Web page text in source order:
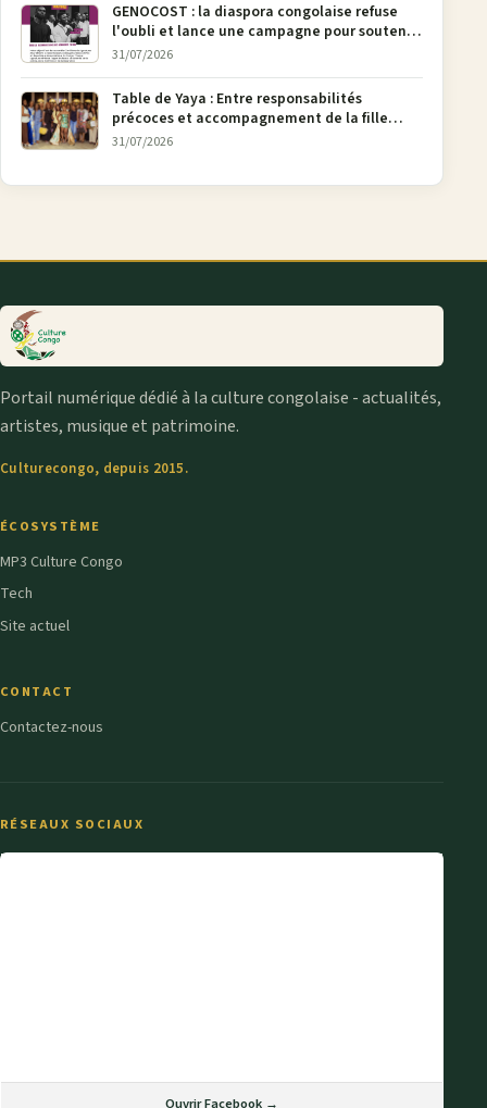
GENOCOST : la diaspora congolaise refuse
l'oubli et lance une campagne pour soutenir
la pétition FONAREV depuis Bruxelles
31/07/2026
Table de Yaya : Entre responsabilités
précoces et accompagnement de la fille
aînée, la diaspora en débat
31/07/2026
Portail numérique dédié à la culture congolaise - actualités,
artistes, musique et patrimoine.
Culturecongo, depuis 2015.
ÉCOSYSTÈME
MP3 Culture Congo
Tech
Site actuel
CONTACT
Contactez-nous
RÉSEAUX SOCIAUX
Ouvrir Facebook →